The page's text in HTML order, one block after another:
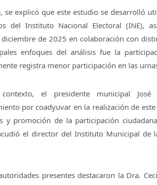
se explicó que este estudio se desarrolló
del Instituto Nacional Electoral (INE),
de 2025 en colaboración con
enfoques del análisis fue la
registra menor participación en las
el presidente municipal
por coadyuvar en la realización de
y promoción de la participación
el director del Instituto Municipal de
presentes destacaron la Dra.